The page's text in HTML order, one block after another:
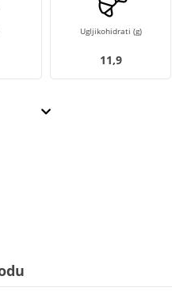
Ugljikohidrati (g)
11,9